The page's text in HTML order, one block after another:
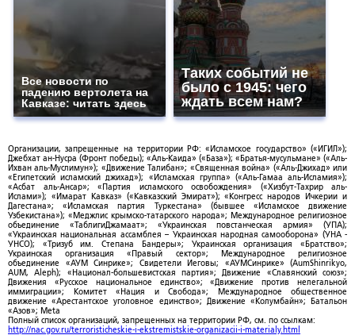
Все новости по
падению вертолета на
Кавказе: читать здесь
Таких событий не
было с 1945: чего
ждать всем нам?
Организации, запрещенные на территории РФ: «Исламское государство» («ИГИЛ»);
Джебхат ан-Нусра (Фронт победы); «Аль-Каида» («База»); «Братья-мусульмане» («Аль-
Ихван аль-Муслимун»); «Движение Талибан»; «Священная война» («Аль-Джихад» или
«Египетский исламский джихад»); «Исламская группа» («Аль-Гамаа аль-Исламия»);
«Асбат аль-Ансар»; «Партия исламского освобождения» («Хизбут-Тахрир аль-
Ислами»); «Имарат Кавказ» («Кавказский Эмират»); «Конгресс народов Ичкерии и
Дагестана»; «Исламская партия Туркестана» (бывшее «Исламское движение
Узбекистана»); «Меджлис крымско-татарского народа»; Международное религиозное
объединение «ТаблигиДжамаат»; «Украинская повстанческая армия» (УПА);
«Украинская национальная ассамблея – Украинская народная самооборона» (УНА -
УНСО); «Тризуб им. Степана Бандеры»; Украинская организация «Братство»;
Украинская организация «Правый сектор»; Международное религиозное
объединение «АУМ Синрике»; Свидетели Иеговы; «АУМСинрике» (AumShinrikyo,
AUM, Aleph); «Национал-большевистская партия»; Движение «Славянский союз»;
Движения «Русское национальное единство»; «Движение против нелегальной
иммиграции»; Комитет «Нация и Свобода»; Международное общественное
движение «Арестантское уголовное единство»; Движение «Колумбайн»; Батальон
«Азов»; Meta
Полный список организаций, запрещенных на территории РФ, см. по ссылкам:
http://nac.gov.ru/terroristicheskie-i-ekstremistskie-organizacii-i-materialy.html